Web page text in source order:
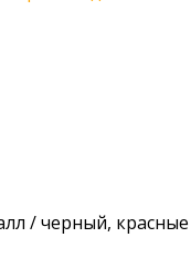
/ черный,